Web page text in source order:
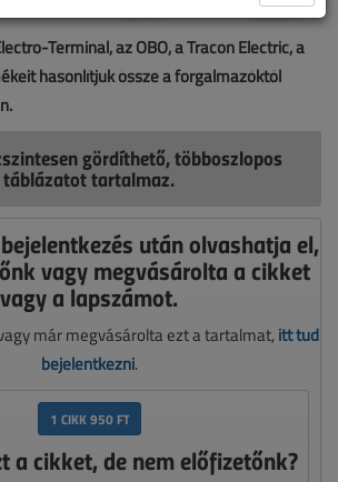
Terminal, az OBO, a Tracon Electric, a
hasonlítjuk össze a forgalmazóktól
gördíthető, többoszlopos
táblázatot tartalmaz.
után olvashatja el,
vagy megvásárolta a cikket
vagy a lapszámot.
már megvásárolta ezt a tartalmat, itt tud
bejelentkezni.
1 CIKK 950 FT
a cikket, de nem előfizetőnk?